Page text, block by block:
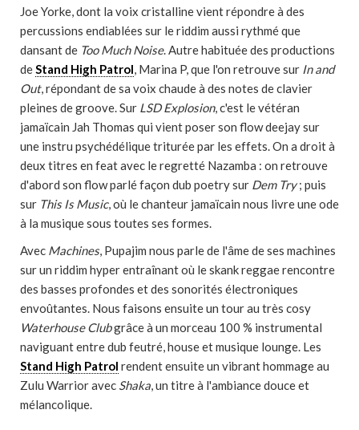
Joe Yorke, dont la voix cristalline vient répondre à des
percussions endiablées sur le riddim aussi rythmé que
dansant de Too Much Noise. Autre habituée des productions
deStand High Patrol, Marina P, que l'on retrouve sur In and
Out, répondant de sa voix chaude à des notes de clavier
pleines de groove. Sur LSD Explosion, c'est le vétéran
jamaïcain Jah Thomas qui vient poser son flow deejay sur
une instru psychédélique triturée par les effets. On a droit à
deux titres en feat avec le regretté Nazamba : on retrouve
d'abord son flow parlé façon dub poetry sur Dem Try; puis
sur This Is Music, où le chanteur jamaïcain nous livre une ode
à la musique sous toutes ses formes.
Avec Machines, Pupajim nous parle de l'âme de ses machines
sur un riddim hyper entraînant où le skank reggae rencontre
des basses profondes et des sonorités électroniques
envoûtantes. Nous faisons ensuite un tour au très cosy
Waterhouse Clubgrâce à un morceau 100 % instrumental
naviguant entre dub feutré, house et musique lounge. Les
Stand High Patrol rendent ensuite un vibrant hommage au
Zulu Warrior avec Shaka, un titre à l'ambiance douce et
mélancolique.